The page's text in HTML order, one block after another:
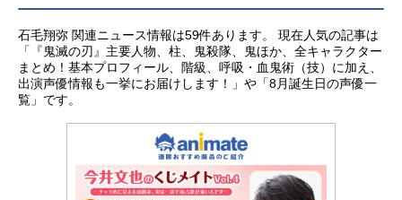
石毛翔弥 関連ニュース情報は59件あります。 現在人気の記事は
「『鬼滅の刃』主要人物、柱、鬼殺隊、鬼ほか、全キャラクター
まとめ！基本プロフィール、階級、呼吸・血鬼術（技）に加え、
出演声優情報も一挙にお届けします！」や「8月誕生日の声優一
覧」です。